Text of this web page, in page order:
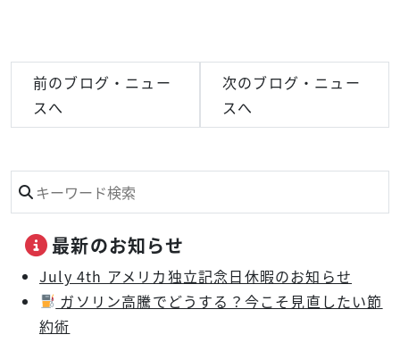
前のブログ・ニュー
スへ
次のブログ・ニュー
スへ
最新のお知らせ
July 4th アメリカ独立記念日休暇のお知らせ
ガソリン高騰でどうする？今こそ見直したい節
約術